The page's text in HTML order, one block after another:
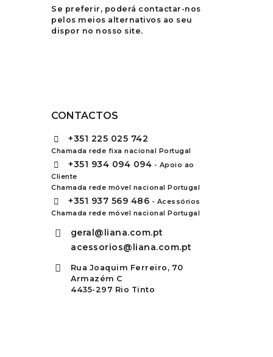
Se preferir, poderá contactar-nos
pelos meios alternativos ao seu
dispor no nosso site.
CONTACTOS
+351 225 025 742
Chamada rede fixa nacional Portugal
+351 934 094 094 - Apoio ao
Cliente
Chamada rede móvel nacional Portugal
+351 937 569 486 - Acessórios
Chamada rede móvel nacional Portugal
geral@liana.com.pt
acessorios@liana.com.pt
Rua Joaquim Ferreiro, 70
Armazém C
4435-297 Rio Tinto